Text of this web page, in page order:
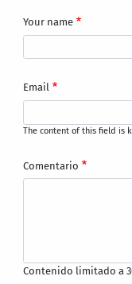
Your name
Email
The content of this field is
Comentario
Contenido limitado a